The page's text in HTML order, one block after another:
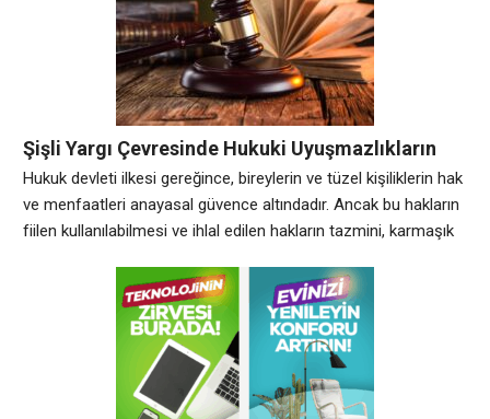
Şişli Yargı Çevresinde Hukuki Uyuşmazlıkların
Yönetimi ve Vekalet İlişkisi
Hukuk devleti ilkesi gereğince, bireylerin ve tüzel kişiliklerin hak
ve menfaatleri anayasal güvence altındadır. Ancak bu hakların
fiilen kullanılabilmesi ve ihlal edilen hakların tazmini, karmaşık
ticari ve idari merkezi konumundaki İstanbul Şişli, hukuki
ihtilafların nicelik ve nitelik bakımından en yoğun yaşandığı
yargı çevrelerinden biridir. Bu bölgedeki uyuşmazlıklar, salt